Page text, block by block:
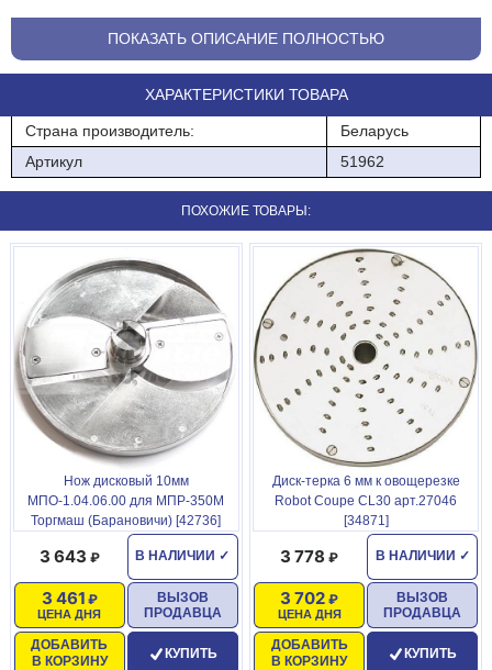
0,52
Габаритные размеры, мм (Дл*Гл*Вс)
ПОКАЗАТЬ ОПИСАНИЕ ПОЛНОСТЬЮ
ХАРАКТЕРИСТИКИ ТОВАРА
Страна производитель:
Беларусь
Артикул
51962
ПОХОЖИЕ ТОВАРЫ:
Нож дисковый 10мм
МПО-1.04.06.00 для МПР-350М
Торгмаш (Барановичи) [42736]
В НАЛИЧИИ ✓
3 643
ЦЕНА ДНЯ
3 461
ДОБАВИТЬ
В КОРЗИНУ
ВЫЗОВ
ПРОДАВЦА
КУПИТЬ
Диск-терка 6 мм к овощерезке
Robot Coupe CL30 арт.27046
[34871]
В НАЛИЧИИ ✓
3 778
ЦЕНА ДНЯ
3 702
ДОБАВИТЬ
В КОРЗИНУ
ВЫЗОВ
ПРОДАВЦА
КУПИТЬ